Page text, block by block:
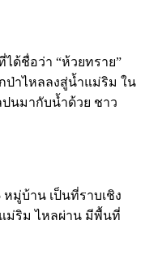
ด้ชื่อว่า “ห้วยทราย”
ป่าไหลลงสู่น้ำแม่ริม ใน
นมากับน้ำด้วย ชาว
มู่บ้าน เป็นที่ราบเชิง
ม่ริม ไหลผ่าน มีพื้นที่